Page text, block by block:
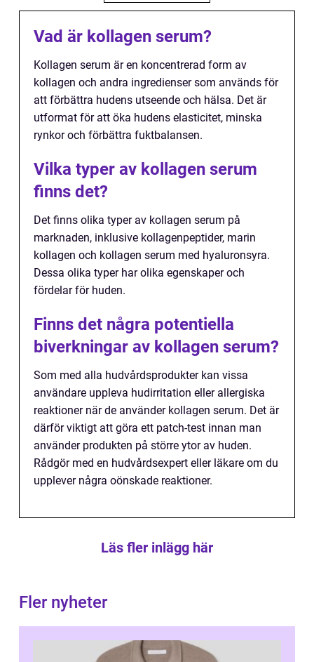
Vad är kollagen serum?
Kollagen serum är en koncentrerad form av
kollagen och andra ingredienser som används för
att förbättra hudens utseende och hälsa. Det är
utformat för att öka hudens elasticitet, minska
rynkor och förbättra fuktbalansen.
Vilka typer av kollagen serum
finns det?
Det finns olika typer av kollagen serum på
marknaden, inklusive kollagenpeptider, marin
kollagen och kollagen serum med hyaluronsyra.
Dessa olika typer har olika egenskaper och
fördelar för huden.
Finns det några potentiella
biverkningar av kollagen serum?
Som med alla hudvårdsprodukter kan vissa
användare uppleva hudirritation eller allergiska
reaktioner när de använder kollagen serum. Det är
därför viktigt att göra ett patch-test innan man
använder produkten på större ytor av huden.
Rådgör med en hudvårdsexpert eller läkare om du
upplever några oönskade reaktioner.
Läs fler inlägg här
Fler nyheter